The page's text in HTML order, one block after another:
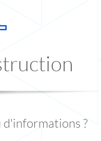
d'informations ?